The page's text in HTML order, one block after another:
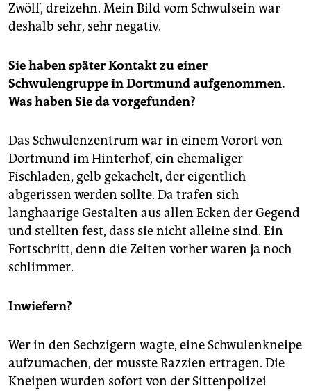
Zwölf, dreizehn. Mein Bild vom Schwulsein war
deshalb sehr, sehr negativ.
Sie haben später Kontakt zu einer
Schwulengruppe in Dortmund aufgenommen.
Was haben Sie da vorgefunden?
Das Schwulenzentrum war in einem Vorort von
Dortmund im Hinterhof, ein ehemaliger
Fischladen, gelb gekachelt, der eigentlich
abgerissen werden sollte. Da trafen sich
langhaarige Gestalten aus allen Ecken der Gegend
und stellten fest, dass sie nicht alleine sind. Ein
Fortschritt, denn die Zeiten vorher waren ja noch
schlimmer.
Inwiefern?
Wer in den Sechzigern wagte, eine Schwulenkneipe
aufzumachen, der musste Razzien ertragen. Die
Kneipen wurden sofort von der Sittenpolizei